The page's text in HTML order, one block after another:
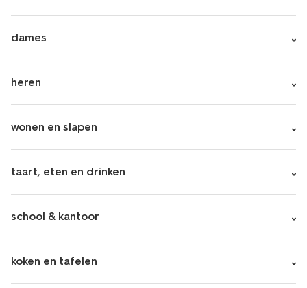
dames
heren
wonen en slapen
taart, eten en drinken
school & kantoor
koken en tafelen